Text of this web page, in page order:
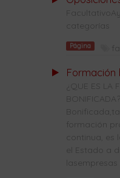
categorías
Página
Formación
¿QUE ES LA
formación
continua,
el Estado a